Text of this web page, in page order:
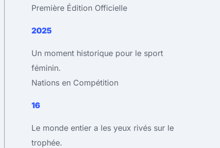
Première Édition Officielle
2025
Un moment historique pour le sport
féminin.
Nations en Compétition
16
Le monde entier a les yeux rivés sur le
trophée.